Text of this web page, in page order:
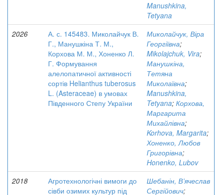
Manushkina,
Tetyana
2026
А. с. 145483. Миколайчук В.
Г., Манушкіна Т. М.,
Корхова М. М., Хоненко Л.
Г. Формування
алелопатичної активності
сортів Helianthus tuberosus
L. (Asteraceae) в умовах
Південного Степу України
Миколайчук, Віра
Георгіївна;
Mikolajchuk, Vira;
Манушкіна,
Тетяна
Миколаївна;
Manushkina,
Tetyana; Корхова,
Маргарита
Михайлівна;
Korhova, Margarita;
Хоненко, Любов
Григорівна;
Honenko, Lubov
2018
Агротехнологічні вимоги до
сівби озимих культур під
Шебанін, В’ячеслав
Сергійович;